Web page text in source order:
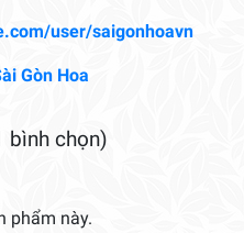
user/saigonhoavn
Gòn Hoa
bình chọn)
phẩm này.